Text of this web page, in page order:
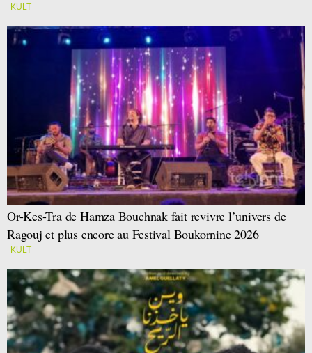
KULT
Or-Kes-Tra de Hamza Bouchnak fait revivre l’univers de
Ragouj et plus encore au Festival Boukornine 2026
KULT